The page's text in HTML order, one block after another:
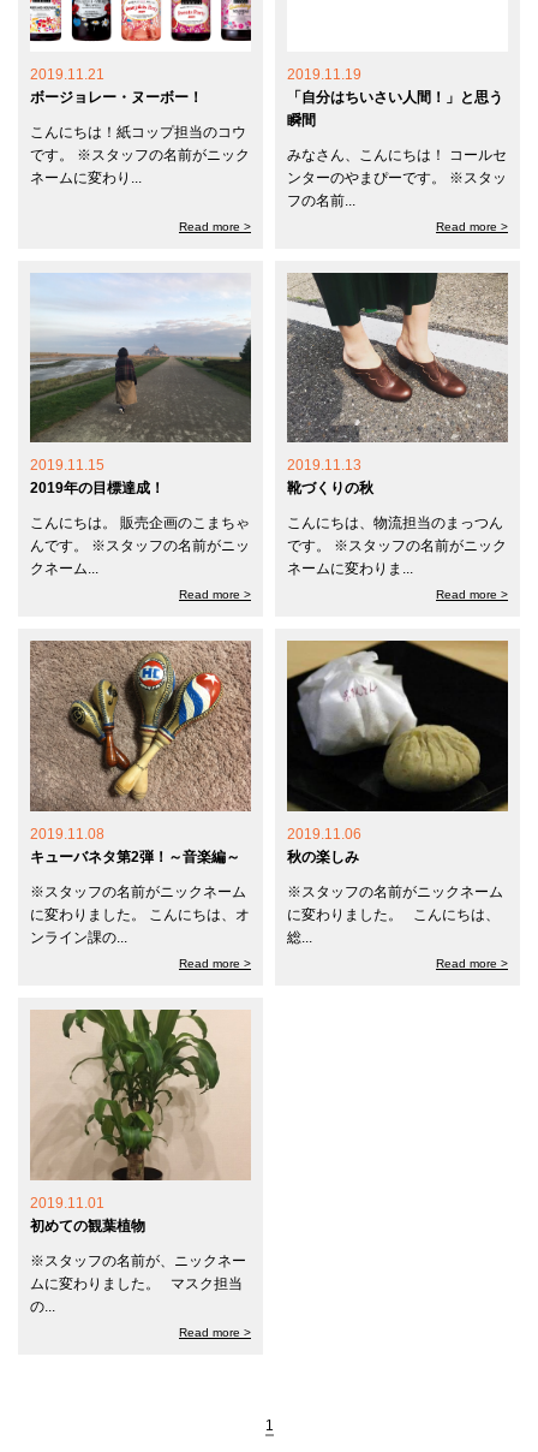
2019.11.21
ボージョレー・ヌーボー！
こんにちは！紙コップ担当のコウ
です。 ※スタッフの名前がニック
ネームに変わり...
Read more >
2019.11.19
「自分はちいさい人間！」と思う
瞬間
みなさん、こんにちは！ コールセ
ンターのやまぴーです。 ※スタッ
フの名前...
Read more >
2019.11.15
2019年の目標達成！
こんにちは。 販売企画のこまちゃ
んです。 ※スタッフの名前がニッ
クネーム...
Read more >
2019.11.13
靴づくりの秋
こんにちは、物流担当のまっつん
です。 ※スタッフの名前がニック
ネームに変わりま...
Read more >
2019.11.08
キューバネタ第2弾！～音楽編～
※スタッフの名前がニックネーム
に変わりました。 こんにちは、オ
ンライン課の...
Read more >
2019.11.06
秋の楽しみ
※スタッフの名前がニックネーム
に変わりました。 こんにちは、
総...
Read more >
2019.11.01
初めての観葉植物
※スタッフの名前が、ニックネー
ムに変わりました。 マスク担当
の...
Read more >
1